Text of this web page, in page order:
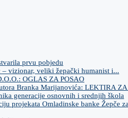
prvu pobjedu
vizionar, veliki žepački humanist i...
OGLAS ZA POSAO
Branka Marijanovića: LEKTIRA
generacije osnovnih i srednjih škola
projekata Omladinske banke Žepče